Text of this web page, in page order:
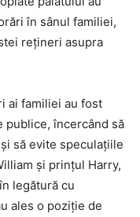
în sânul familiei,
rețineri asupra
ai familiei au fost
publice, încercând să
să evite speculațiile
și prințul Harry,
legătură cu
ales o poziție de